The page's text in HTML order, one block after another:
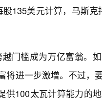
135美元计算，马斯克
门槛成为万亿富翁。
进一步激增。不过，
100太瓦计算能力的